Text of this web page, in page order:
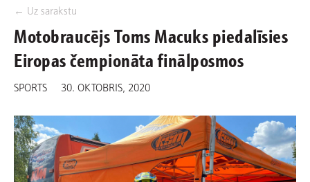
← Uz sarakstu
Motobraucējs Toms Macuks piedalīsies
Eiropas čempionāta finālposmos
SPORTS 30. OKTOBRIS, 2020